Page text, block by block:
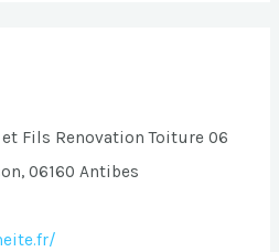
Fils Renovation Toiture 06
06160 Antibes